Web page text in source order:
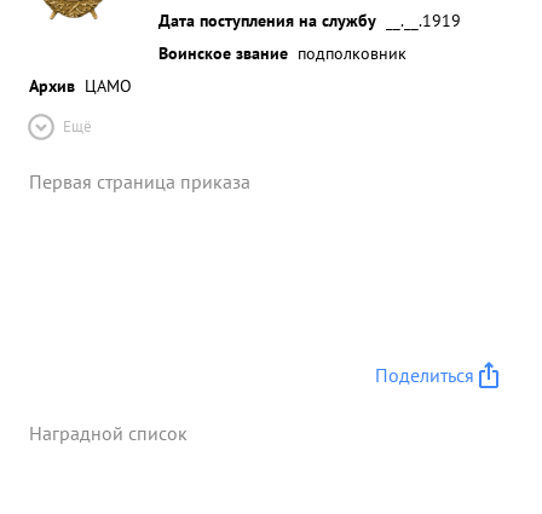
Дата поступления на службу
__.__.1919
Воинское звание подполковник
Архив ЦАМО
Ещё
Первая страница приказа
Поделиться
Наградной список